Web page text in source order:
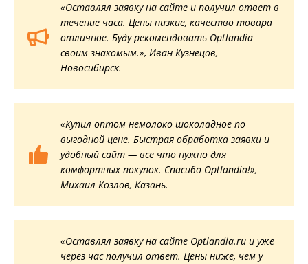
«Оставлял заявку на сайте и получил ответ в
течение часа. Цены низкие, качество товара
отличное. Буду рекомендовать Optlandia
своим знакомым.», Иван Кузнецов,
Новосибирск.
«Купил оптом немолоко шоколадное по
выгодной цене. Быстрая обработка заявки и
удобный сайт — все что нужно для
комфортных покупок. Спасибо Optlandia!»,
Михаил Козлов, Казань.
«Оставлял заявку на сайте Optlandia.ru и уже
через час получил ответ. Цены ниже, чем у